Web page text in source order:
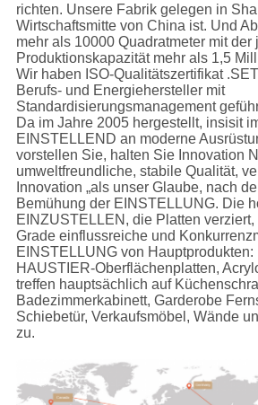
richten. Unsere Fabrik gelegen in
Wirtschaftsmitte von China ist. Und
mehr als 10000 Quadratmeter mit der
Produktionskapazität mehr als 1,5
Wir haben ISO-Qualitätszertifikat
Berufs- und Energiehersteller mit
Standardisierungsmanagement
Da im Jahre 2005 hergestellt, insisit
EINSTELLEND an moderne
vorstellen Sie, halten Sie Innovation
umweltfreundliche, stabile Qualität,
Innovation „als unser Glaube, nach
Bemühung der EINSTELLUNG. Die
EINZUSTELLEN, die Platten
Grade einflussreiche und
EINSTELLUNG von Hauptprodukten:
HAUSTIER-Oberflächenplatten,
treffen hauptsächlich auf
Badezimmerkabinett, Garderobe
Schiebetür, Verkaufsmöbel, Wände
zu.